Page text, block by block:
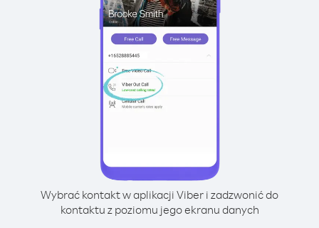
Wybrać kontakt w aplikacji Viber i zadzwonić do
kontaktu z poziomu jego ekranu danych